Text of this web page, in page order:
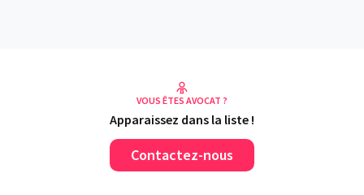
VOUS ÊTES AVOCAT ?
Apparaissez dans la liste !
Contactez-nous